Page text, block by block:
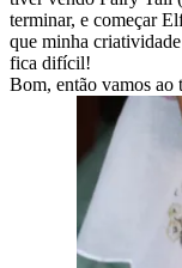
terminar, e começar
que minha
fica difícil!
Bom, então vamos ao